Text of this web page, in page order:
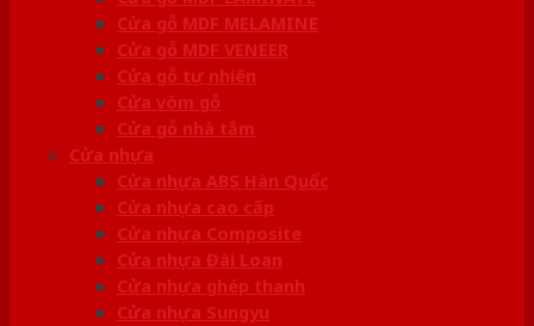
Cửa gỗ MDF MELAMINE
Cửa gỗ MDF VENEER
Cửa gỗ tự nhiên
Cửa vòm gỗ
Cửa gỗ nhà tắm
Cửa nhựa
Cửa nhựa ABS Hàn Quốc
Cửa nhựa cao cấp
Cửa nhựa Composite
Cửa nhựa Đài Loan
Cửa nhựa ghép thanh
Cửa nhựa Sungyu